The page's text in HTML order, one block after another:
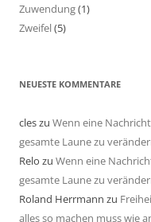
Zuwendung(1)
Zweifel(5)
NEUESTE KOMMENTARE
cleszu Wenn eine
gesamte Laune zu
Relo zu Wenn eine
gesamte Laune zu
Roland Herrmann zu
alles so machen muss wie